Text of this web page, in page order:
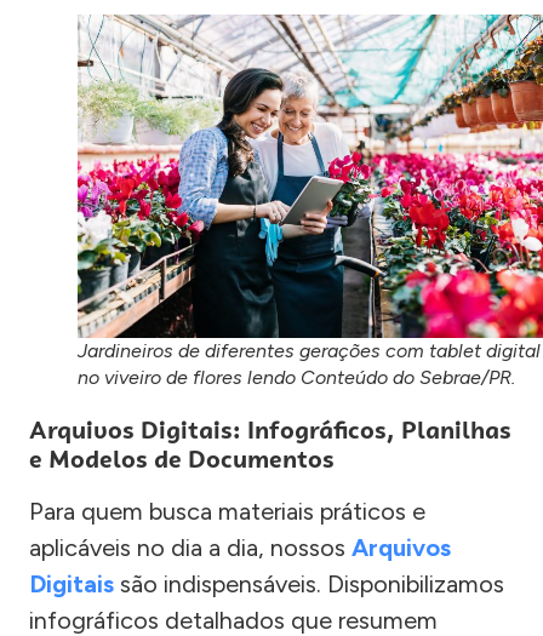
Jardineiros de diferentes gerações com tablet digital
no viveiro de flores lendo Conteúdo do Sebrae/PR.
Arquivos Digitais: Infográficos, Planilhas
e Modelos de Documentos
Para quem busca materiais práticos e
aplicáveis no dia a dia, nossos Arquivos
Digitais são indispensáveis. Disponibilizamos
infográficos detalhados que resumem